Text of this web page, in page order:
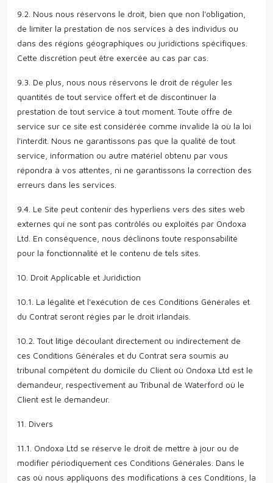
9.2. Nous nous réservons le droit, bien que non l'obligation,
de limiter la prestation de nos services à des individus ou
dans des régions géographiques ou juridictions spécifiques.
Cette discrétion peut être exercée au cas par cas.
9.3. De plus, nous nous réservons le droit de réguler les
quantités de tout service offert et de discontinuer la
prestation de tout service à tout moment. Toute offre de
service sur ce site est considérée comme invalide là où la loi
l'interdit. Nous ne garantissons pas que la qualité de tout
service, information ou autre matériel obtenu par vous
répondra à vos attentes, ni ne garantissons la correction des
erreurs dans les services.
9.4. Le Site peut contenir des hyperliens vers des sites web
externes qui ne sont pas contrôlés ou exploités par Ondoxa
Ltd. En conséquence, nous déclinons toute responsabilité
pour la fonctionnalité et le contenu de tels sites.
10. Droit Applicable et Juridiction
10.1. La légalité et l'exécution de ces Conditions Générales et
du Contrat seront régies par le droit irlandais.
10.2. Tout litige découlant directement ou indirectement de
ces Conditions Générales et du Contrat sera soumis au
tribunal compétent du domicile du Client où Ondoxa Ltd est le
demandeur, respectivement au Tribunal de Waterford où le
Client est le demandeur.
11. Divers
11.1. Ondoxa Ltd se réserve le droit de mettre à jour ou de
modifier périodiquement ces Conditions Générales. Dans le
cas où nous appliquons des modifications à ces Conditions, la